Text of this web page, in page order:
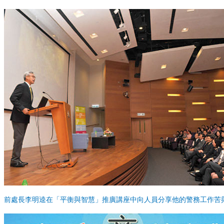
前處長李明逵在「平衡與智慧」推廣講座中向人員分享他的警務工作苦